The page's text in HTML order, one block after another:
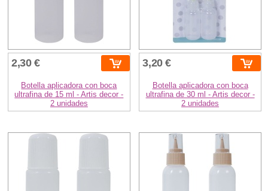
2,30 €
Botella aplicadora con boca
ultrafina de 15 ml - Artis decor -
2 unidades
3,20 €
Botella aplicadora con boca
ultrafina de 30 ml - Artis decor -
2 unidades